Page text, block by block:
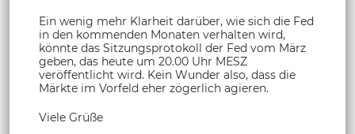
Ein wenig mehr Klarheit darüber, wie sich die Fed
in den kommenden Monaten verhalten wird,
könnte das Sitzungsprotokoll der Fed vom März
geben, das heute um 20.00 Uhr MESZ
veröffentlicht wird. Kein Wunder also, dass die
Märkte im Vorfeld eher zögerlich agieren.
Viele Grüße